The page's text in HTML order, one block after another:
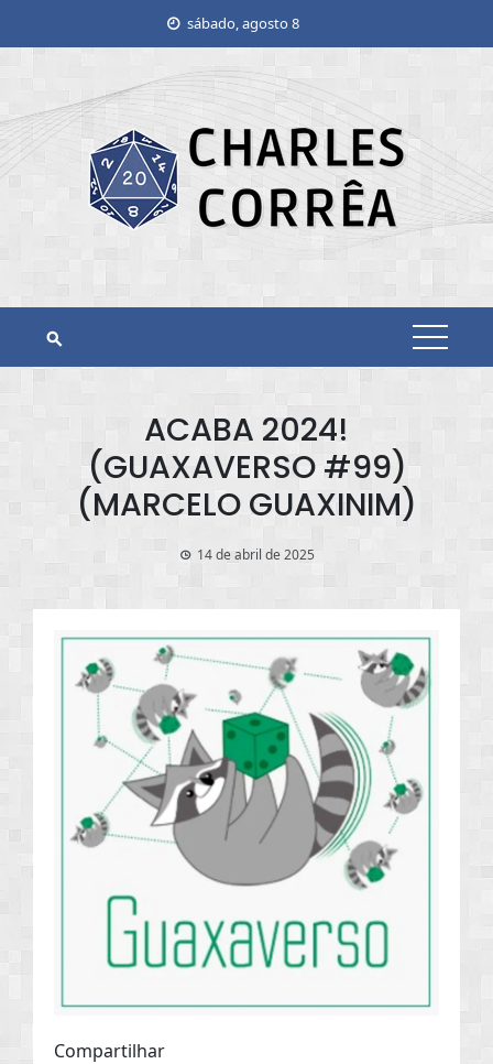
sábado, agosto 8
ACABA 2024!
(GUAXAVERSO #99)
(MARCELO GUAXINIM)
14 de abril de 2025
Compartilhar